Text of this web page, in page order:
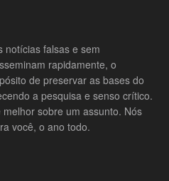
notícias falsas e sem
rapidamente, o
de preservar as bases do
a pesquisa e senso crítico.
sobre um assunto. Nós
você, o ano todo.